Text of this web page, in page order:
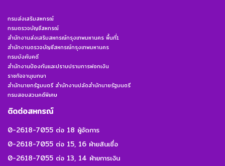
กรมส่งเสริมสหกรณ์
กรมตรวจบัญชีสหกรณ์
สำนักงานส่งเสริมสหกรณ์กรุงเทพมหานคร พื้นที่1
สำนักงานตรวจบัญชีสหกรณ์กรุงเทพมหานคร
กรมบังคับคดี
สำนักงานป้องกันและปราบปรามการฟอกเงิน
ราชกิจจานุเบกษา
สำนักนายกรัฐมนตรี สำนักงานปลัดสำนักนายรัฐมนตรี
กรมสอบสวนคดีพิเศษ
ติดต่อสหกรณ์
0-2618-7055 ต่อ 18 ผู้จัดการ
0-2618-7055 ต่อ 15, 16 ฝ่ายสินเชื่อ
0-2618-7055 ต่อ 13, 14 ฝ่ายการเงิน